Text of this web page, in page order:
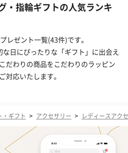
・指輪ギフトの人気ランキ
レゼント一覧(43件)です。
な日にぴったりな「ギフト」に出会え
だわりの商品をこだわりのラッピン
対応いたします。
ギフト > アクセサリー > レディースアク